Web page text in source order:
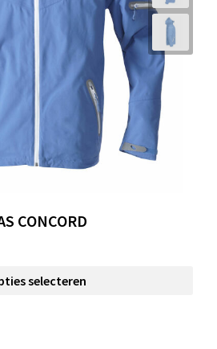
CONCORD
selecteren